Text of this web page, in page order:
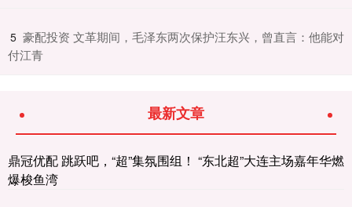
5 ​豪配投资 文革期间，毛泽东两次保护汪东兴，曾直言：他能对
付江青
最新文章
鼎冠优配 跳跃吧，“超”集氛围组！ “东北超”大连主场嘉年华燃
爆梭鱼湾